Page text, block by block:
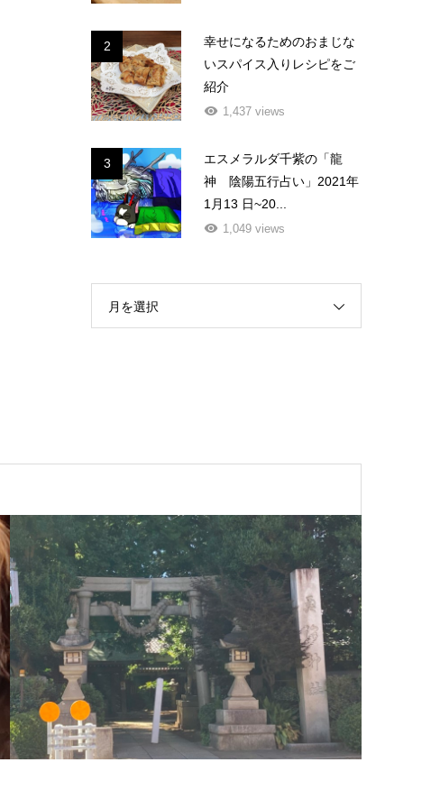
2
幸せになるためのおまじな
いスパイス入りレシピをご
紹介
1,437 views
3
エスメラルダ千紫の「龍
神 陰陽五行占い」2021年
1月13 日~20...
1,049 views
月を選択